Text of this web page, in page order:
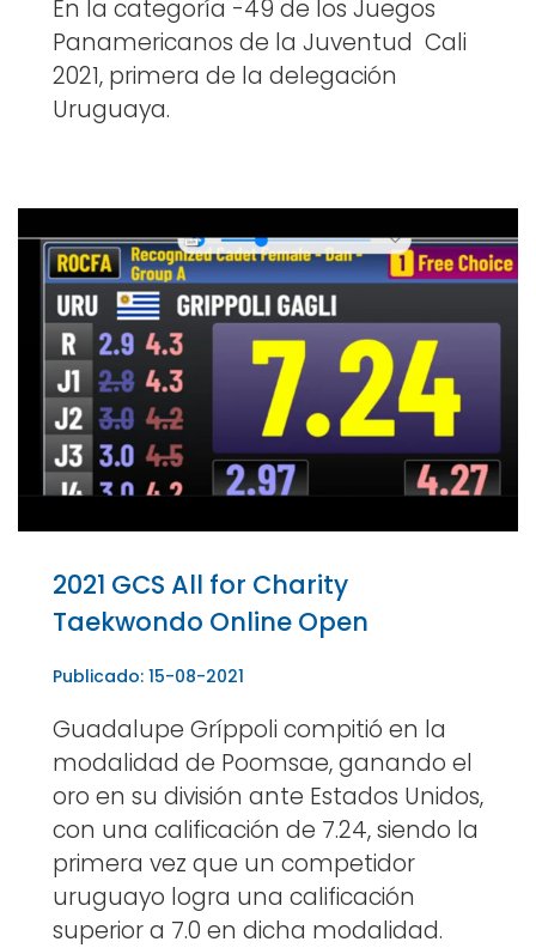
En la categoría -49 de los Juegos
Panamericanos de la Juventud Cali
2021, primera de la delegación
Uruguaya.
2021 GCS All for Charity
Taekwondo Online Open
Publicado: 15-08-2021
Guadalupe Gríppoli compitió en la
modalidad de Poomsae, ganando el
oro en su división ante Estados Unidos,
con una calificación de 7.24, siendo la
primera vez que un competidor
uruguayo logra una calificación
superior a 7.0 en dicha modalidad.